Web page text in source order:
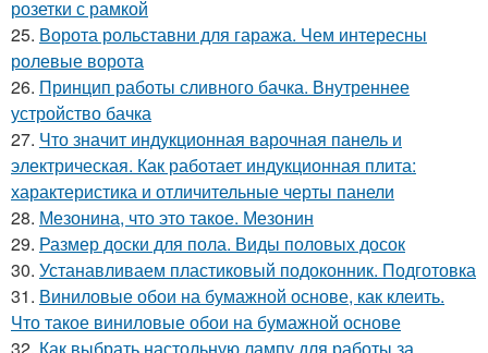
розетки с рамкой
25. Ворота рольставни для гаража. Чем интересны
ролевые ворота
26. Принцип работы сливного бачка. Внутреннее
устройство бачка
27. Что значит индукционная варочная панель и
электрическая. Как работает индукционная плита:
характеристика и отличительные черты панели
28. Мезонина, что это такое. Мезонин
29. Размер доски для пола. Виды половых досок
30. Устанавливаем пластиковый подоконник. Подготовка
31. Виниловые обои на бумажной основе, как клеить.
Что такое виниловые обои на бумажной основе